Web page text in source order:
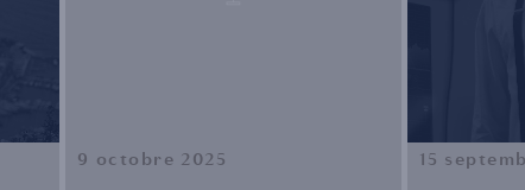
9 octobre 2025 15